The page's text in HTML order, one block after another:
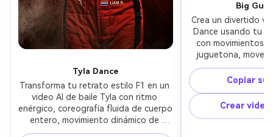
Tyla Dance
Transforma tu retrato estilo F1 en un
video AI de baile Tyla con ritmo
enérgico, coreografía fluida de cuerpo
entero, movimiento dinámico de
cámara, iluminación de estudio nítida y
Big Guy
Crea un divertido
Dance usando tu
con movimientos
juguetona,
look inspirado en
Copiar
Crear